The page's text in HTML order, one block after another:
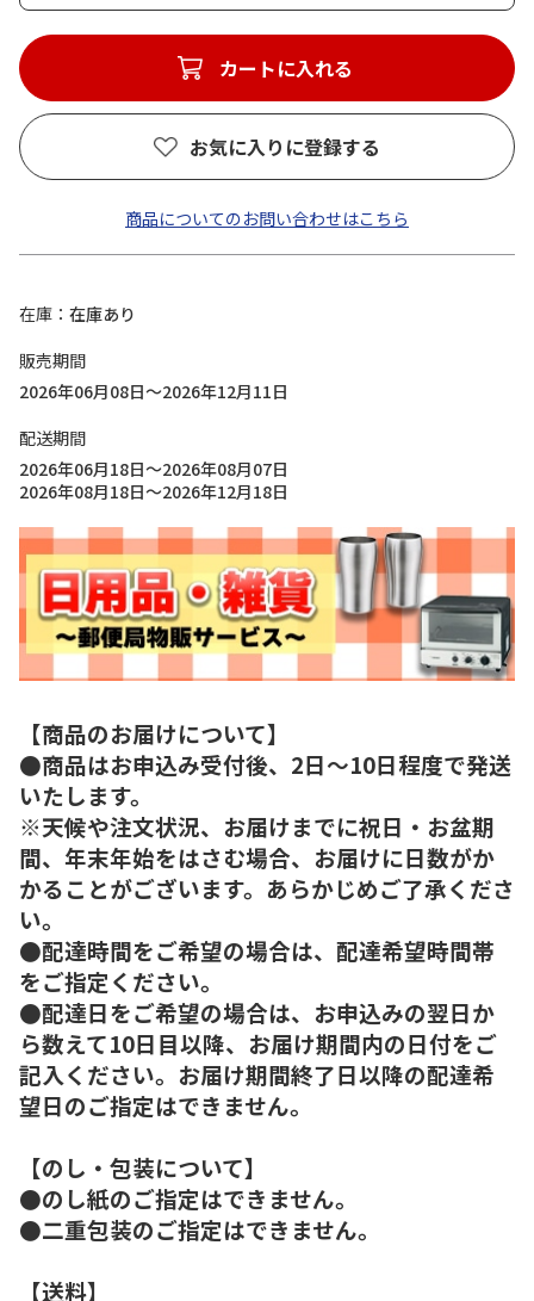
カートに入れる
お気に入りに登録する
商品についてのお問い合わせはこちら
在庫
在庫あり
販売期間
2026年06月08日～2026年12月11日
配送期間
2026年06月18日～2026年08月07日
2026年08月18日～2026年12月18日
【商品のお届けについて】
●商品はお申込み受付後、2日～10日程度で発送
いたします。
※天候や注文状況、お届けまでに祝日・お盆期
間、年末年始をはさむ場合、お届けに日数がか
かることがございます。あらかじめご了承くださ
い。
●配達時間をご希望の場合は、配達希望時間帯
をご指定ください。
●配達日をご希望の場合は、お申込みの翌日か
ら数えて10日目以降、お届け期間内の日付をご
記入ください。お届け期間終了日以降の配達希
望日のご指定はできません。
【のし・包装について】
●のし紙のご指定はできません。
●二重包装のご指定はできません。
【送料】